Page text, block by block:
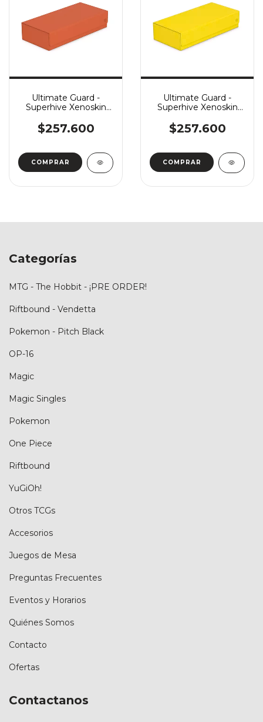
Ultimate Guard -
Superhive Xenoskin
Edition 2025: Peach
$257.600
Ultimate Guard -
Superhive Xenoskin
Edition 2025:
Dandelion
$257.600
Categorías
MTG - The Hobbit - ¡PRE ORDER!
Riftbound - Vendetta
Pokemon - Pitch Black
OP-16
Magic
Magic Singles
Pokemon
One Piece
Riftbound
YuGiOh!
Otros TCGs
Accesorios
Juegos de Mesa
Preguntas Frecuentes
Eventos y Horarios
Quiénes Somos
Contacto
Ofertas
Contactanos